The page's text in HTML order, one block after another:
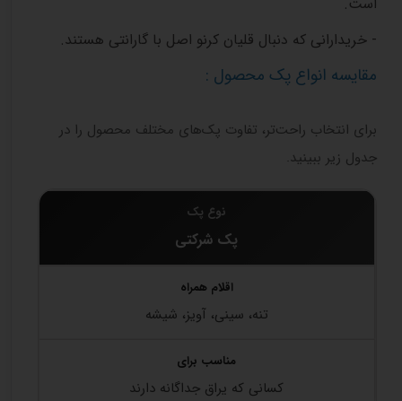
- خریدارانی که دنبال قلیان کرنو اصل با گارانتی هستند.
مقایسه انواع پک محصول :
برای انتخاب راحت‌تر، تفاوت پک‌های مختلف محصول را در
جدول زیر ببینید.
پک شرکتی
تنه، سینی، آویز، شیشه
کسانی که یراق جداگانه دارند